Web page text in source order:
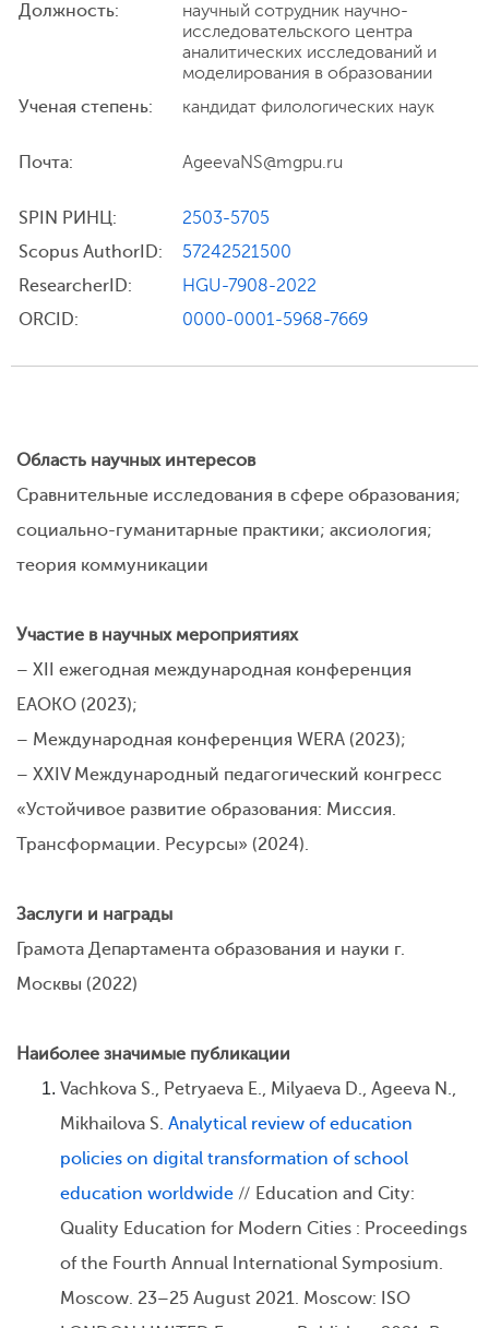
Должность:
научный сотрудник научно-
исследовательского центра
аналитических исследований и
моделирования в образовании
Ученая степень:
кандидат филологических наук
Почта: AgeevaNS@mgpu.ru
SPIN РИНЦ:
2503-5705
Scopus AuthorID:
57242521500
ResearcherID:
HGU-7908-2022
ORCID:
0000-0001-5968-7669
Область научных интересов
Сравнительные исследования в сфере образования;
социально-гуманитарные практики; аксиология;
теория коммуникации
Участие в научных мероприятиях
– XII ежегодная международная конференция
ЕАОКО (2023);
– Международная конференция WERA (2023);
– ХXIV Международный педагогический конгресс
«Устойчивое развитие образования: Миссия.
Трансформации. Ресурсы» (2024).
Заслуги и награды
Грамота Департамента образования и науки г.
Москвы (2022)
Наиболее значимые публикации
Vachkova S., Petryaeva E., Milyaeva D., Ageeva N.,
Mikhailova S. Analytical review of education
policies on digital transformation of school
education worldwide // Education and City:
Quality Education for Modern Cities : Proceedings
of the Fourth Annual International Symposium.
Moscow. 23–25 August 2021. Moscow: ISO